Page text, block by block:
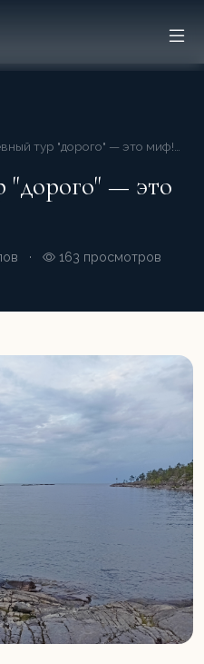
тур "дорого" — это миф!…
— это
· 163 просмотров